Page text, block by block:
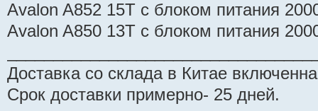
Avalon A852 15T с блоком питания
Avalon A850 13T с блоком питания
Доставка со склада в Китае
Срок доставки примерно- 25 дней.